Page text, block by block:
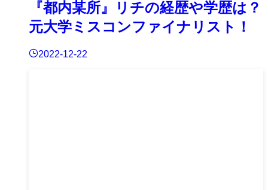
『都内某所』リチの経歴や学歴は？
元大学ミスコンファイナリスト！
2022-12-22